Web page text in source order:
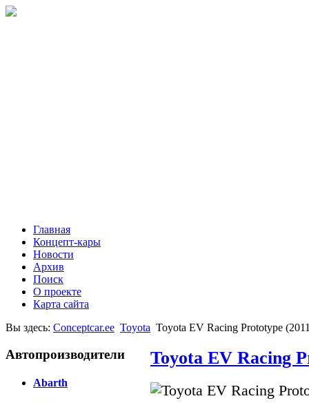
Главная
Концепт-кары
Новости
Архив
Поиск
О проекте
Карта сайта
Вы здесь: Conceptcar.ee Toyota Toyota EV Racing Prototype
Автопроизводители
Abarth
Toyota EV Racing